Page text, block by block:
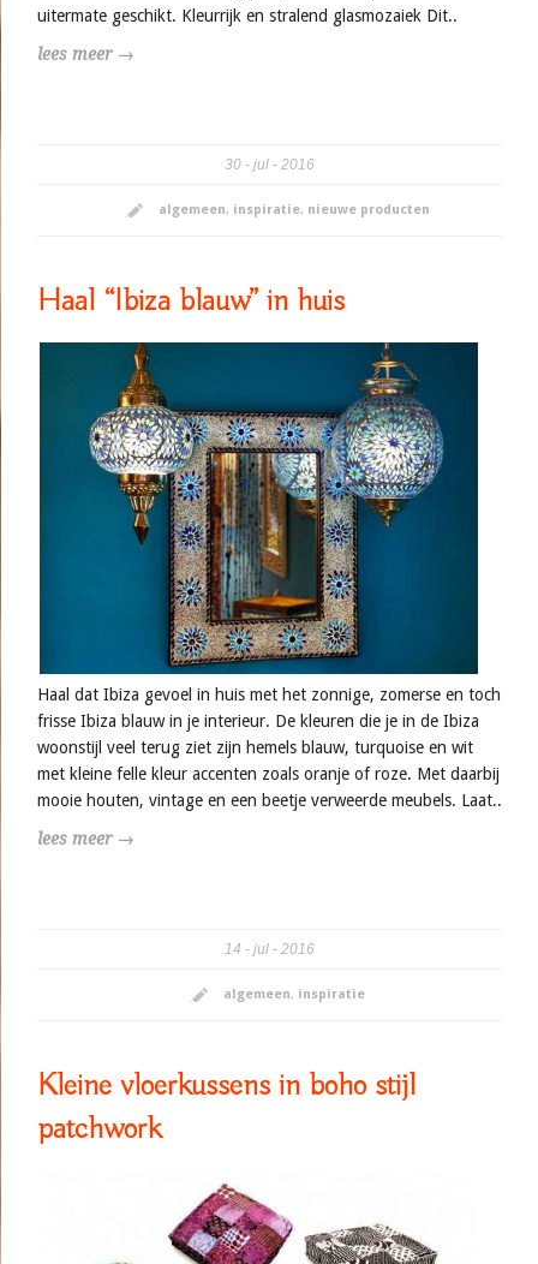
uitermate geschikt. Kleurrijk en stralend glasmozaiek Dit..
lees meer →
30 jul 2016
algemeen, inspiratie, nieuwe producten
Haal “Ibiza blauw” in huis
Haal dat Ibiza gevoel in huis met het zonnige, zomerse en toch
frisse Ibiza blauw in je interieur. De kleuren die je in de Ibiza
woonstijl veel terug ziet zijn hemels blauw, turquoise en wit
met kleine felle kleur accenten zoals oranje of roze. Met daarbij
mooie houten, vintage en een beetje verweerde meubels. Laat..
lees meer →
14 jul 2016
algemeen, inspiratie
Kleine vloerkussens in boho stijl
patchwork